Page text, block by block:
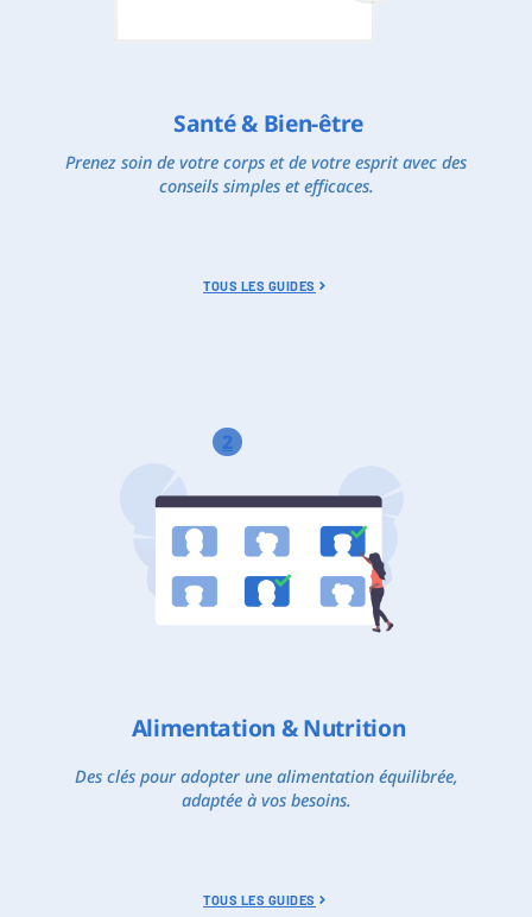
Santé & Bien-être
Prenez soin de votre corps et de votre esprit avec des
conseils simples et efficaces.
TOUS LES GUIDES
2
Alimentation & Nutrition
Des clés pour adopter une alimentation équilibrée,
adaptée à vos besoins.
TOUS LES GUIDES